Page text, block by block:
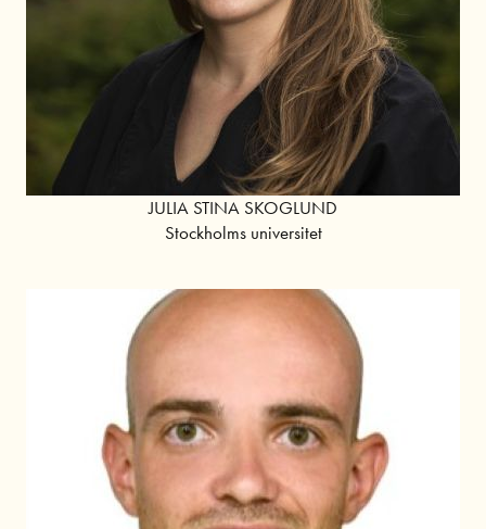
JULIA STINA SKOGLUND
Stockholms universitet